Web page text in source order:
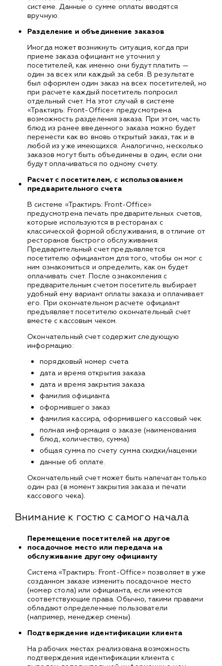
системе. Данные о сумме оплаты вводятся
вручную.
Разделение и объединение заказов
Иногда может возникнуть ситуация, когда при
приеме заказа официант не уточнил у
посетителей, как именно они будут платить —
один за всех или каждый за себя. В результате
был оформлен один заказ на всех посетителей, но
при расчете каждый посетитель попросил
отдельный счет. На этот случай в системе
«Трактиръ: Front-Office» предусмотрена
возможность разделения заказа. При этом, часть
блюд из ранее введенного заказа можно будет
перенести как во вновь открытый заказ, так и в
любой из уже имеющихся. Аналогично, несколько
заказов могут быть объединены в один, если они
будут оплачиваться по одному счету.
Расчет с посетителем, с использованием
предварительного счета
В системе «Трактиръ: Front-Office»
предусмотрена печать предварительных счетов,
которые используются в ресторанах с
классической формой обслуживания, в отличие от
ресторанов быстрого обслуживания.
Предварительный счет предъявляется
посетителю официантом для того, чтобы он мог с
ним ознакомиться и определить, как он будет
оплачивать счет. После ознакомления с
предварительным счетом посетитель выбирает
удобный ему вариант оплаты заказа и оплачивает
его. При окончательном расчете официант
предъявляет посетителю окончательный счет
вместе с кассовым чеком.
Окончательный счет содержит следующую
информацию:
порядковый номер счета
дата и время открытия заказа
дата и время закрытия заказа
фамилия официанта
оформившего заказ
фамилия кассира, оформившего кассовый чек
полная информация о заказе (наименования
блюд, количество, сумма)
общая сумма по счету сумма скидки/наценки
данные об оплате.
Окончательный счет может быть напечатан только
один раз (в момент закрытия заказа и печати
кассового чека).
Внимание к гостю с самого начала
Перемещение посетителей на другое
посадочное место или передача на
обслуживание другому официанту
Система «Трактиръ: Front-Office» позволяет в уже
созданном заказе изменить посадочное место
(номер стола) или официанта, если имеются
соответствующие права. Обычно, такими правами
обладают определенные пользователи
(например, менеджер смены).
Подтверждение идентификации клиента
На рабочих местах реализована возможность
подтверждения идентификации клиента с